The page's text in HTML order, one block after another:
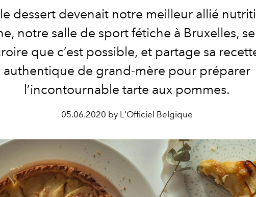
dessert devenait notre meilleur allié
notre salle de sport fétiche à Bruxelles,
que c’est possible, et partage sa
authentique de grand-mère pour préparer
l’incontournable tarte aux pommes.
05.06.2020 by L'Officiel Belgique